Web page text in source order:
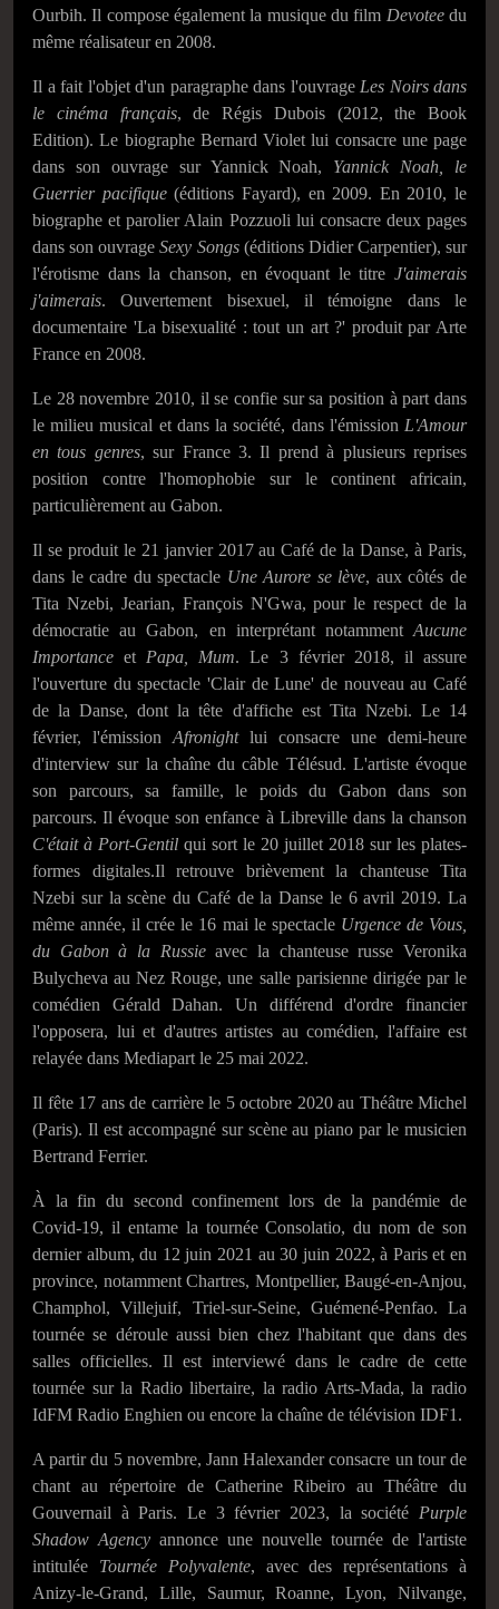
Ourbih. Il compose également la musique du film Devoteedu
même réalisateur en 2008.
Il a fait l'objet d'un paragraphe dans l'ouvrage Les Noirs dans
le cinéma français, de Régis Dubois (2012, the Book
Edition). Le biographe Bernard Violet lui consacre une page
dans son ouvrage sur Yannick Noah, Yannick Noah, le
Guerrier pacifique(éditions Fayard), en 2009. En 2010, le
biographe et parolier Alain Pozzuoli lui consacre deux pages
dans son ouvrageSexy Songs(éditions Didier Carpentier), sur
l'érotisme dans la chanson, en évoquant le titre J'aimerais
j'aimerais. Ouvertement bisexuel, il témoigne dans le
documentaire 'La bisexualité : tout un art ?' produit par Arte
France en 2008.
Le 28 novembre 2010, il se confie sur sa position à part dans
le milieu musical et dans la société, dans l'émission L'Amour
en tous genres, sur France 3. Il prend à plusieurs reprises
position contre l'homophobie sur le continent africain,
particulièrement au Gabon.
Il se produit le 21 janvier 2017au Café de la Danse, à Paris,
dans le cadre du spectacle Une Aurore se lève, aux côtés de
Tita Nzebi, Jearian, François N'Gwa, pour le respect de la
démocratie au Gabon, en interprétant notamment Aucune
Importance et Papa, Mum. Le 3 février 2018, il assure
l'ouverture du spectacle 'Clair de Lune' de nouveau au Café
de la Danse, dont la tête d'affiche est Tita Nzebi. Le 14
février, l'émission Afronightlui consacre une demi-heure
d'interview sur la chaîne du câble Télésud. L'artiste évoque
son parcours, sa famille, le poids du Gabon dans son
parcours. Il évoque son enfance à Libreville dans la chanson
C'était à Port-Gentil qui sort le 20 juillet 2018 sur les plates-
formes digitales.Il retrouve brièvement la chanteuse Tita
Nzebi sur la scène du Café de la Danse le 6 avril 2019. La
même année, il crée le 16 mai le spectacle Urgence de Vous,
du Gabon à la Russieavec la chanteuse russe Veronika
Bulycheva au Nez Rouge, une salle parisienne dirigée par le
comédien Gérald Dahan. Un différend d'ordre financier
l'opposera, lui et d'autres artistes au comédien, l'affaire est
relayée dans Mediapart le 25 mai 2022.
Il fête 17 ans de carrière le 5 octobre 2020 au Théâtre Michel
(Paris). Il est accompagné sur scène au piano par le musicien
Bertrand Ferrier.
À la fin du second confinement lors de la pandémie de
Covid-19, il entame la tournée Consolatio, du nom de son
dernier album, du 12 juin 2021 au 30 juin 2022, à Paris et en
province, notamment Chartres, Montpellier, Baugé-en-Anjou,
Champhol, Villejuif, Triel-sur-Seine, Guémené-Penfao. La
tournée se déroule aussi bien chez l'habitant que dans des
salles officielles. Il est interviewé dans le cadre de cette
tournée sur la Radio libertaire, la radio Arts-Mada, la radio
IdFM Radio Enghien ou encore la chaîne de télévision IDF1.
A partir du 5 novembre, Jann Halexander consacre un tour de
chant au répertoire de Catherine Ribeiro au Théâtre du
Gouvernail à Paris. Le 3 février 2023, la société Purple
Shadow Agency annonce une nouvelle tournée de l'artiste
intitulée Tournée Polyvalente, avec des représentations à
Anizy-le-Grand, Lille, Saumur, Roanne, Lyon, Nilvange,